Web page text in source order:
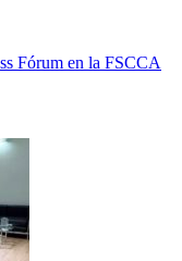
Fórum en la FSCCA